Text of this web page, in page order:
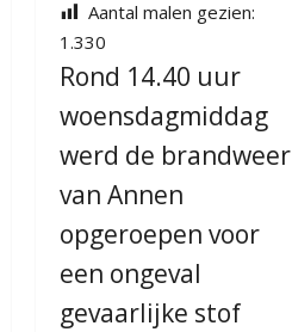
Aantal malen gezien:
1.330
Rond 14.40 uur
woensdagmiddag
werd de brandweer
van Annen
opgeroepen voor
een ongeval
gevaarlijke stof